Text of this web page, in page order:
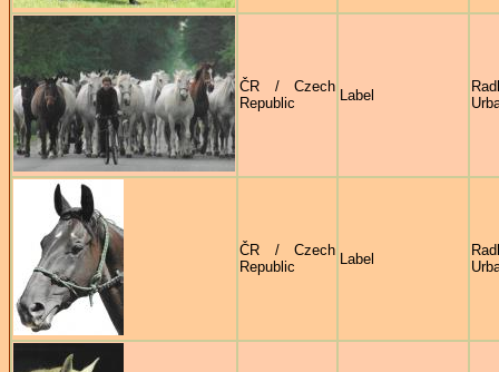
ČR / Czech
Republic
Label
ČR / Czech
Republic
Label